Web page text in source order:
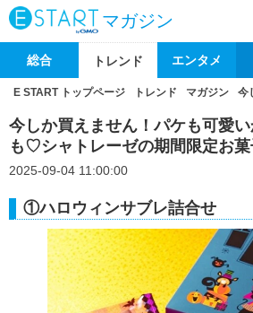
マガジン
総合 トレンド エンタメ
E START トップページ トレンド マガジン 今
今しか買えません！パケも可愛
も♡シャトレーゼの期間限定お
2025-09-04 11:00:00
①ハロウィンサブレ詰合せ